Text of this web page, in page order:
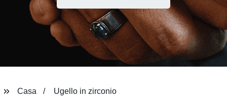
Casa Ugello in zirconio